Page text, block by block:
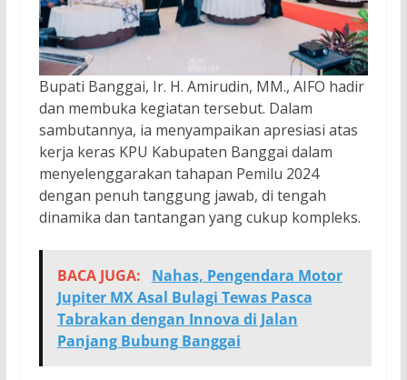
Bupati Banggai, Ir. H. Amirudin, MM., AIFO hadir
dan membuka kegiatan tersebut. Dalam
sambutannya, ia menyampaikan apresiasi atas
kerja keras KPU Kabupaten Banggai dalam
menyelenggarakan tahapan Pemilu 2024
dengan penuh tanggung jawab, di tengah
dinamika dan tantangan yang cukup kompleks.
BACA JUGA:
Nahas, Pengendara Motor
Jupiter MX Asal Bulagi Tewas Pasca
Tabrakan dengan Innova di Jalan
Panjang Bubung Banggai